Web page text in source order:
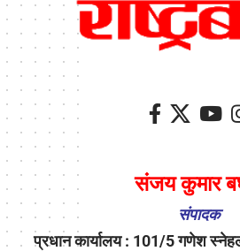
संजय कुमार
संपादक
प्रधान कार्यालय : 101/5 गणेश